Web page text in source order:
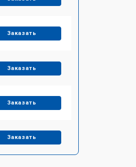
Заказать
Заказать
Заказать
Заказать